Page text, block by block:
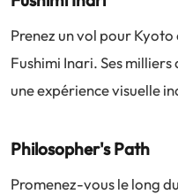
Prenez un vol pour
Fushimi Inari. Ses
une expérience visuelle
Philosopher's Path
Promenez-vous le long